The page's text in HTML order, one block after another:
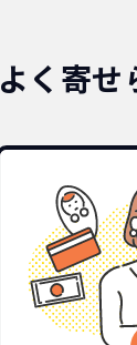
よく寄せ